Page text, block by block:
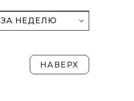
ЗА НЕДЕЛЮ
НАВЕРХ